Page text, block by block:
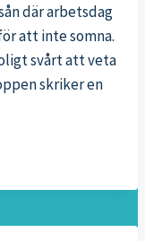
där arbetsdag
att inte somna.
svårt att veta
skriker en